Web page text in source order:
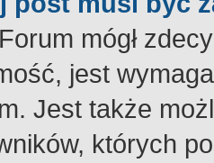
mógł
jest
Jest także
których